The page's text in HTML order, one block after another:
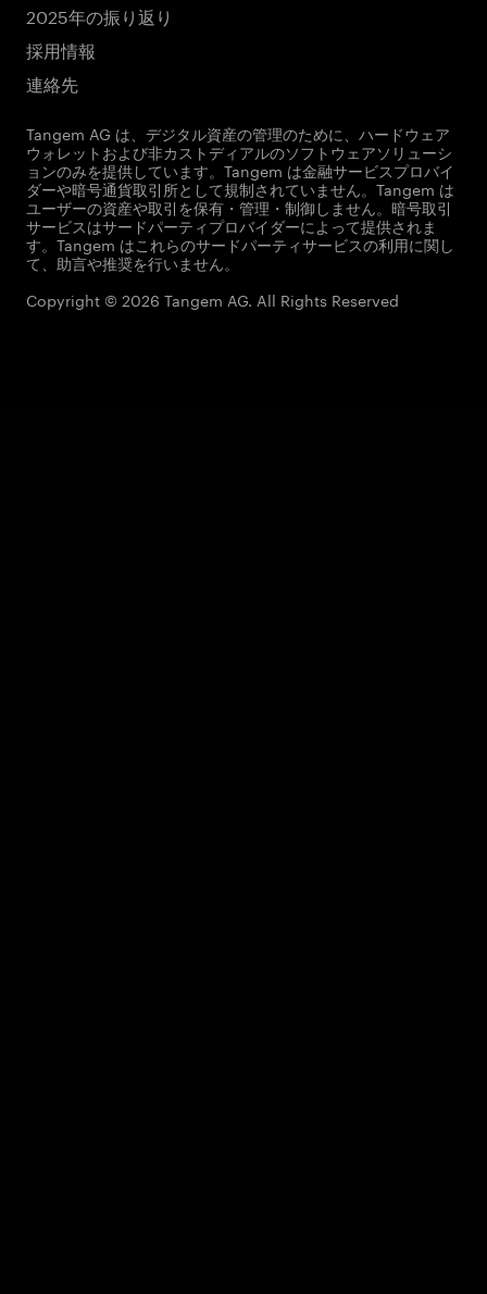
2025年の振り返り
採用情報
連絡先
Tangem AG は、デジタル資産の管理のために、ハードウェア
ウォレットおよび非カストディアルのソフトウェアソリューシ
ョンのみを提供しています。Tangem は金融サービスプロバイ
ダーや暗号通貨取引所として規制されていません。Tangem は
ユーザーの資産や取引を保有・管理・制御しません。暗号取引
サービスはサードパーティプロバイダーによって提供されま
す。Tangem はこれらのサードパーティサービスの利用に関し
て、助言や推奨を行いません。